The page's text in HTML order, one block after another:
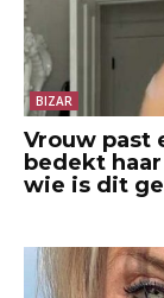
BIZAR
Vrouw past
bedekt
wie is dit